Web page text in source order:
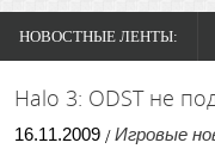
НОВОСТНЫЕ ЛЕНТЫ:
Halo 3: ODST не
16.11.2009 / Игровые